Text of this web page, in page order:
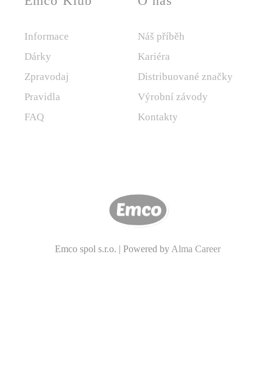
Informace
Dárky
Zpravodaj
Pravidla
FAQ
Náš příběh
Kariéra
Distribuované značky
Výrobní závody
Kontakty
Emco spol s.r.o. | Powered by Alma Career